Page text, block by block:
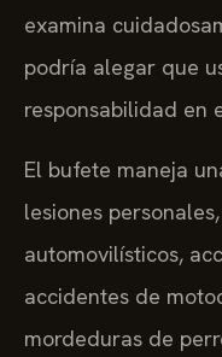
examina
podría alegar que
responsabilidad en
El bufete maneja
lesiones
automovilísticos,
accidentes de
mordeduras de